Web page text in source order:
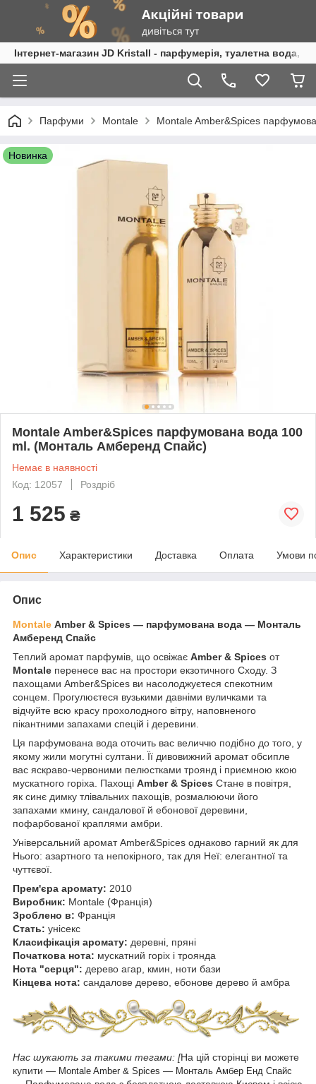
Інтернет-магазин JD Kristall - парфумерія, туалетна вода,
Парфуми Montale Montale Amber&Spices
Новинка
Montale Amber&Spices парфумована вода 100
ml. (Монталь Амберенд Спайс)
Немає в наявності
Код: 12057
Роздріб
1 525 ₴
Опис Характеристики Доставка Оплата Умови
Опис
Montale Amber & Spices — парфумована вода — Монталь
Амберенд Спайс
Теплий аромат парфумів, що освіжає Amber & Spices от
Montale перенесе вас на простори екзотичного Сходу. З
пахощами Amber&Spices ви насолоджуєтеся спекотним
сонцем. Прогулюєтеся вузькими давніми вуличками та
відчуйте всю красу прохолодного вітру, наповненого
пікантними запахами спецій і деревини.
Ця парфумована вода оточить вас величчю подібно до того, у
якому жили могутні султани. Її дивовижний аромат обсипле
вас яскраво-червоними пелюстками троянд і приємною ккою
мускатного горіха. Пахощі Amber & Spices Стане в повітря,
як синє димку тлівальних пахощів, розмалюючи його
запахами кмину, сандалової й ебонової деревини,
пофарбованої краплями амбри.
Універсальний аромат Amber&Spices однаково гарний як для
Нього: азартного та непокірного, так для Неї: елегантної та
чуттєвої.
Прем'єра аромату: 2010
Виробник: Montale (Франція)
Зроблено в: Франція
Стать: унісекс
Класифікація аромату: деревні, пряні
Початкова нота: мускатний горіх і троянда
Нота "серця": дерево агар, кмин, ноти бази
Кінцева нота: сандалове дерево, ебонове дерево й амбра
Нас шукають за такими тегами: [На цій сторінці ви можете
купити — Montale Amber & Spices ― Монталь Амбер Енд Спайс